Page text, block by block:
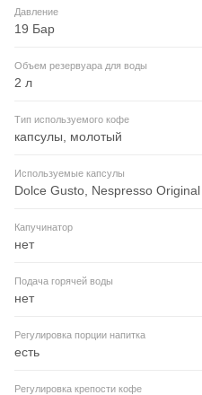
Давление
19 Бар
Объем резервуара для воды
2 л
Тип используемого кофе
капсулы, молотый
Используемые капсулы
Dolce Gusto, Nespresso Original
Капучинатор
нет
Подача горячей воды
нет
Регулировка порции напитка
есть
Регулировка крепости кофе